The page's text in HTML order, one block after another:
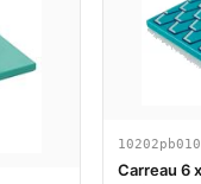
10202pb010
Carreau 6